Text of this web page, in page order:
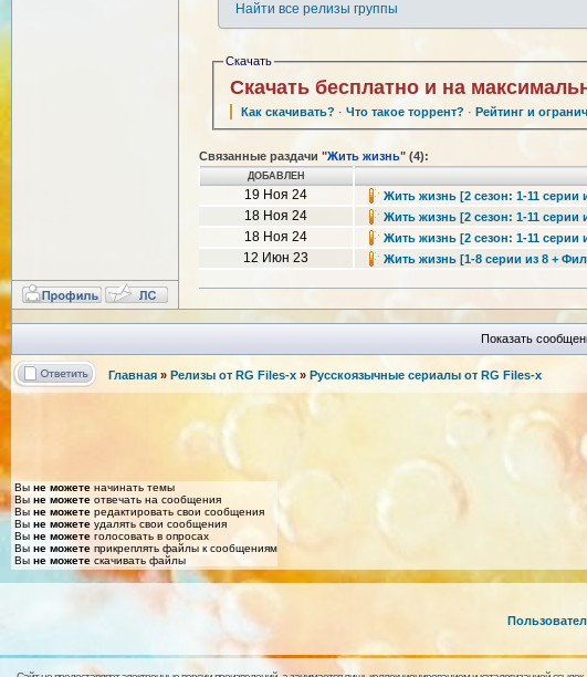
Найти все релизы группы
Скачать
Скачать бесплатно и на
Как скачивать? ·Что такое торрент? · Рейтинг и
Связанные раздачи "Жить жизнь" (4):
ДОБАВЛЕН
19 Ноя 24 Жить жизнь [2 сезон: 1-11 серии
18 Ноя 24
Жить жизнь [2 сезон: 1-11 серии
18 Ноя 24
Жить жизнь [2 сезон: 1-11 серии
12 Июн 23
Жить жизнь [1-8 серии из 8 +
Показать
Главная » Релизы от RG Files-x » Русскоязычные сериалы от RG Files-x
Вы не можете начинать темы
Вы не можете отвечать на сообщения
Вы не можете редактировать свои сообщения
Вы не можете удалять свои сообщения
Вы не можете голосовать в опросах
Вы не можете прикреплять файлы к сообщениям
Вы не можете скачивать файлы